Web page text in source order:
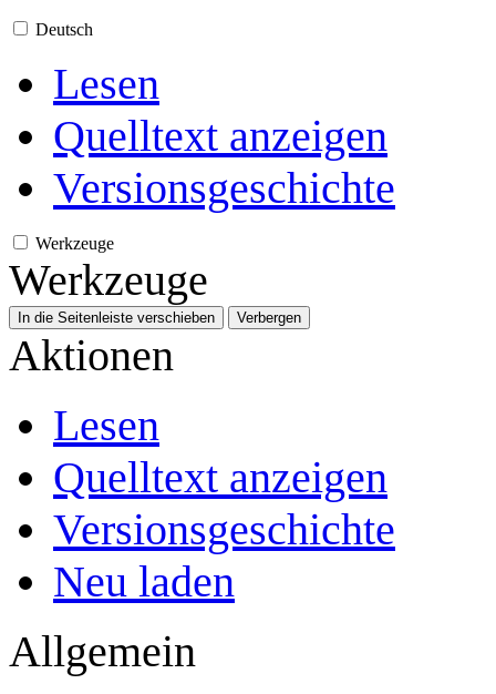
Deutsch
Lesen
Quelltext anzeigen
Versionsgeschichte
Werkzeuge
Werkzeuge
In die Seitenleiste verschieben Verbergen
Aktionen
Lesen
Quelltext anzeigen
Versionsgeschichte
Neu laden
Allgemein